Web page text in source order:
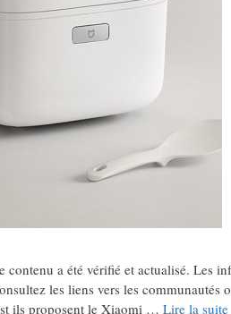
contenu a été vérifié et actualisé. Les
les liens vers les
ils proposent le Xiaomi … Lire la suite